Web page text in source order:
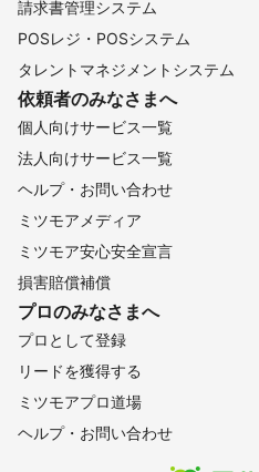
請求書管理システム
POSレジ・POSシステム
タレントマネジメントシステム
依頼者のみなさまへ
個人向けサービス一覧
法人向けサービス一覧
ヘルプ・お問い合わせ
ミツモアメディア
ミツモア安心安全宣言
損害賠償補償
プロのみなさまへ
プロとして登録
リードを獲得する
ミツモアプロ道場
ヘルプ・お問い合わせ